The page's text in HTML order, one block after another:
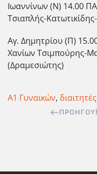
Ιωαννίνων (Ν) 14.00
Τσιαπλής-
Αγ. Δημητρίου (Π)
Χανίων Τσιμπούρης-
(Δραμεσιώτης)
Α1 Γυναικών, διαιτητές